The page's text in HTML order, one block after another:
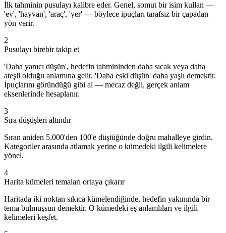
İlk tahminin pusulayı kalibre eder. Genel, somut bir isim kullan —
'ev', 'hayvan', 'araç', 'yer' — böylece ipuçları tarafsız bir çapadan
yön verir.
2
Pusulayı birebir takip et
'Daha yanıcı düşün', hedefin tahmininden daha sıcak veya daha
ateşli olduğu anlamına gelir. 'Daha eski düşün' daha yaşlı demektir.
İpuçlarını göründüğü gibi al — mecaz değil, gerçek anlam
eksenlerinde hesaplanır.
3
Sıra düşüşleri altındır
Sıran aniden 5.000'den 100'e düştüğünde doğru mahalleye girdin.
Kategoriler arasında atlamak yerine o kümedeki ilgili kelimelere
yönel.
4
Harita kümeleri temaları ortaya çıkarır
Haritada iki noktan sıkıca kümelendiğinde, hedefin yakınında bir
tema bulmuşsun demektir. O kümedeki eş anlamlıları ve ilgili
kelimeleri keşfet.